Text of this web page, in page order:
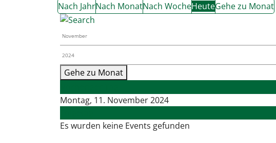
Nach JahrNach MonatNach WocheHeuteGehe zu Monat
Gehe zu Monat
Montag, 11. November 2024
Es wurden keine Events gefunden